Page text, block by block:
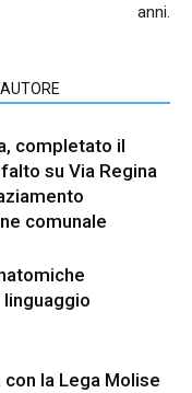
anni.
completato il
su Via Regina
comunale
linguaggio
la Lega Molise